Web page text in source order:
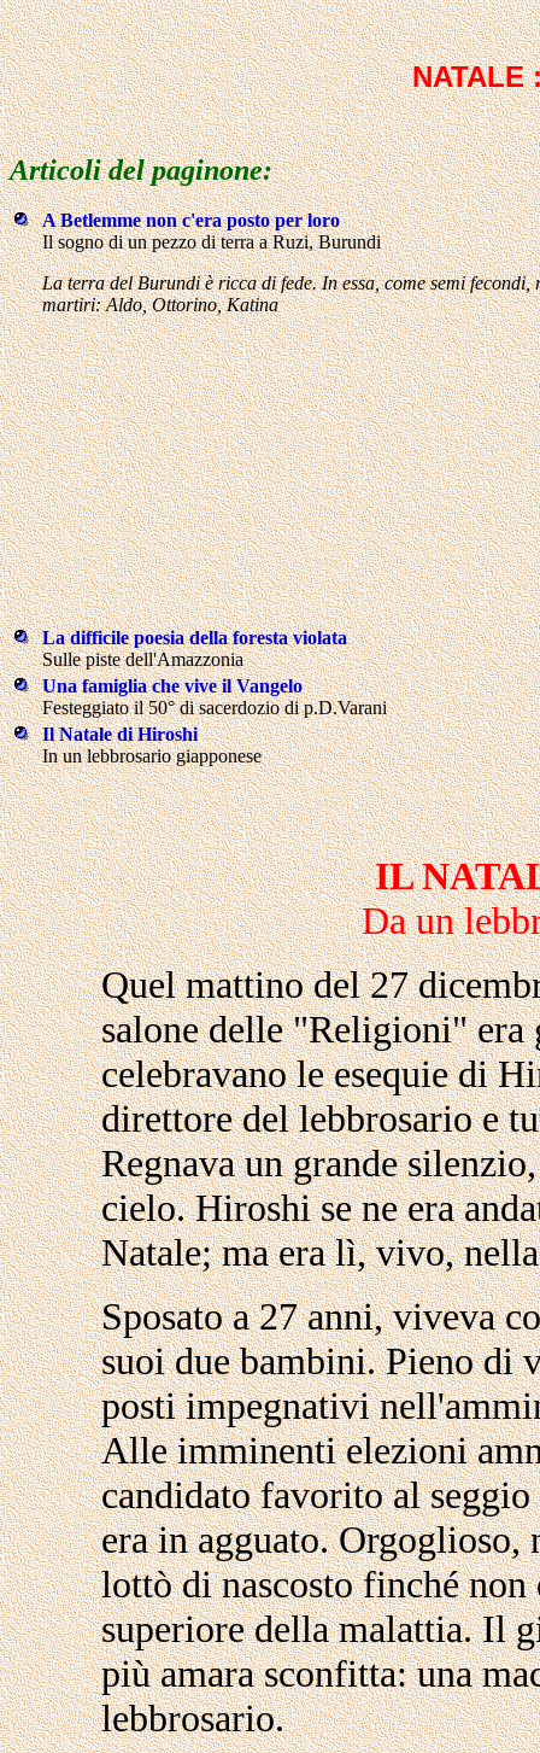
NATALE
Articoli del paginone:
A Betlemme non c'era posto per loro
Il sogno di un pezzo di terra a Ruzi, Burundi
La terra del Burundi è ricca di fede. In essa, come semi fecondi,
martiri: Aldo, Ottorino, Katina
La difficile poesia della foresta violata
Sulle piste dell'Amazzonia
Una famiglia che vive il Vangelo
Festeggiato il 50° di sacerdozio di p.D.Varani
Il Natale di Hiroshi
In un lebbrosario giapponese
IL
Da un
Quel mattino del 27
salone delle "Religioni"
celebravano le esequie di
direttore del lebbrosario e
Regnava un grande
cielo. Hiroshi se ne era
Natale; ma era lì, vivo,
Sposato a 27 anni, viveva
suoi due bambini. Pieno di
posti impegnativi
Alle imminenti elezioni
candidato favorito al
era in agguato. Orgoglioso,
lottò di nascosto finché
superiore della malattia. Il
più amara sconfitta: una
lebbrosario.